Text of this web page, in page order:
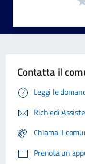
Contatta il
Leggi le
Richiedi
Chiama il
Prenota un